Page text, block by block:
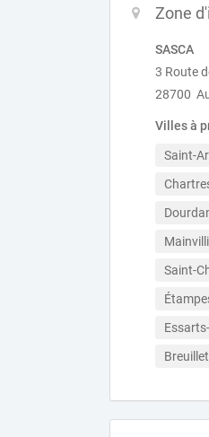
Zone
SASCA
3 Route
28700
Villes à
Saint-
Saint-
Breuillet